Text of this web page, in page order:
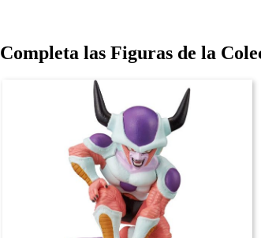
Completa las Figuras de la